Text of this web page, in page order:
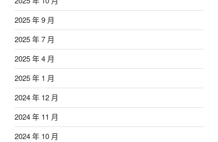
2025 年 9 月
2025 年 7 月
2025 年 4 月
2025 年 1 月
2024 年 12 月
2024 年 11 月
2024 年 10 月